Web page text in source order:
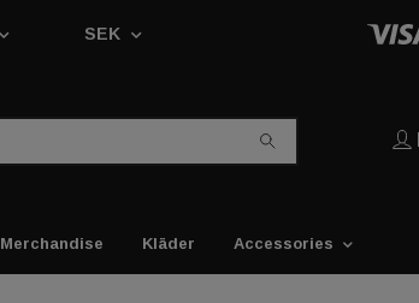
SEK
Merchandise Kläder Accessories